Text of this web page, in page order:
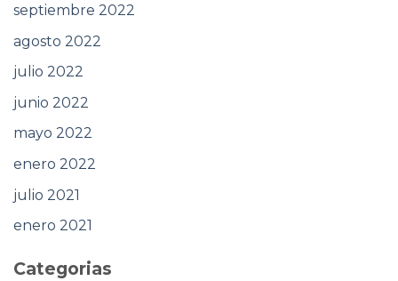
septiembre 2022
agosto 2022
julio 2022
junio 2022
mayo 2022
enero 2022
julio 2021
enero 2021
Categorias